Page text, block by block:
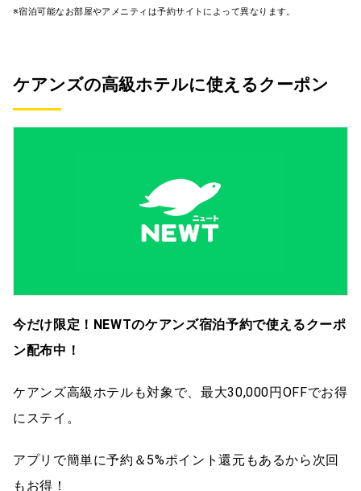
※宿泊可能なお部屋やアメニティは予約サイトによって異なります。
ケアンズの高級ホテルに使えるクーポン
今だけ限定！NEWTのケアンズ宿泊予約で使えるクーポ
ン配布中！
ケアンズ高級ホテルも対象で、最大30,000円OFFでお得
にステイ。
アプリで簡単に予約＆5%ポイント還元もあるから次回
もお得！